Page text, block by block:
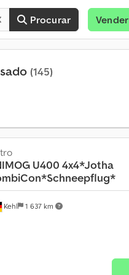
Procurar Vender
(145)
Kehl 1 637 km
U400 4x4*Jotha